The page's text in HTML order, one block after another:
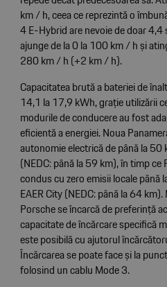
km / h, ceea ce reprezintă o
4 E-Hybrid are nevoie de doar
ajunge de la 0 la 100 km / h și
280 km / h (+2 km / h).
Capacitatea brută a bateriei de
14,1 la 17,9 kWh, grație utilizării
modurile de conducere au fost
eficientă a energiei. Noua
autonomie electrică de până la 50
(NEDC: până la 59 km), în timp
condus cu zero emisii locale până
EAER City (NEDC: până la 64
Porsche se încarcă de preferință
capacitate de încărcare specifică
este posibilă cu ajutorul
Încărcarea se poate face și la
folosind un cablu Mode 3.